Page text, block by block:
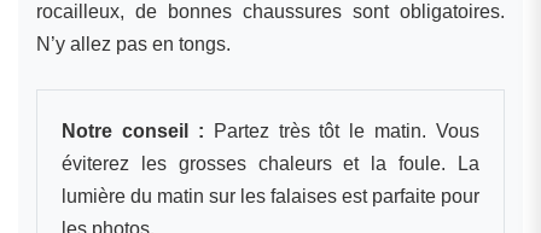
rocailleux, de bonnes chaussures sont obligatoires.
N’y allez pas en tongs.
Notre conseil : Partez très tôt le matin. Vous
éviterez les grosses chaleurs et la foule. La
lumière du matin sur les falaises est parfaite pour